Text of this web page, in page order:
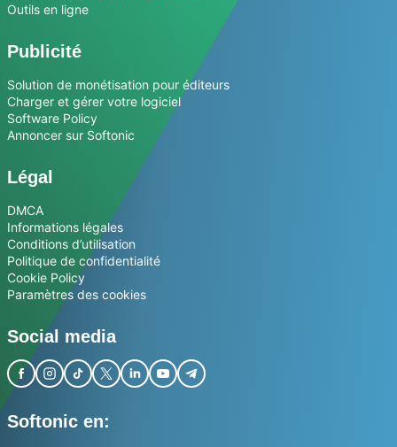
Outils en ligne
Publicité
Solution de monétisation pour éditeurs
Charger et gérer votre logiciel
Software Policy
Annoncer sur Softonic
Légal
DMCA
Informations légales
Conditions d’utilisation
Politique de confidentialité
Cookie Policy
Paramètres des cookies
Social media
Softonic en: